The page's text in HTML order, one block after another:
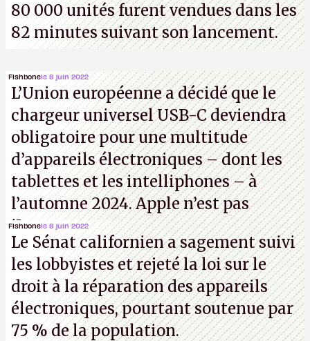
80 000 unités furent vendues dans les
82 minutes suivant son lancement.
Fishbonele 8 juin 2022
L’Union européenne a décidé que le
chargeur universel USB-C deviendra
obligatoire pour une multitude
d’appareils électroniques – dont les
tablettes et les intelliphones – à
l’automne 2024. Apple n’est pas
iJouasse.
Fishbonele 8 juin 2022
Le Sénat californien a sagement suivi
les lobbyistes et rejeté la loi sur le
droit à la réparation des appareils
électroniques, pourtant soutenue par
75 % de la population.